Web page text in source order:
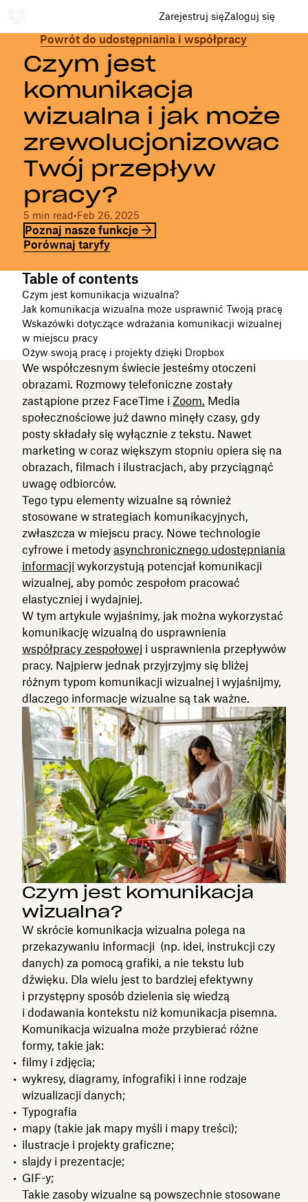
Zarejestruj sięZaloguj się
Powrót do udostępniania i współpracy
Czym jest
komunikacja
wizualna i jak może
zrewolucjonizować
Twój przepływ
pracy?
5 min read•Feb 26, 2025
Poznaj nasze funkcje
Porównaj taryfy
Table of contents
Czym jest komunikacja wizualna?
Jak komunikacja wizualna może usprawnić Twoją pracę
Wskazówki dotyczące wdrażania komunikacji wizualnej
w miejscu pracy
Ożyw swoją pracę i projekty dzięki Dropbox
We współczesnym świecie jesteśmy otoczeni
obrazami. Rozmowy telefoniczne zostały
zastąpione przez FaceTime i Zoom. Media
społecznościowe już dawno minęły czasy, gdy
posty składały się wyłącznie z tekstu. Nawet
marketing w coraz większym stopniu opiera się na
obrazach, filmach i ilustracjach, aby przyciągnąć
uwagę odbiorców.
Tego typu elementy wizualne są również
stosowane w strategiach komunikacyjnych,
zwłaszcza w miejscu pracy. Nowe technologie
cyfrowe i metody asynchronicznego udostępniania
informacji wykorzystują potencjał komunikacji
wizualnej, aby pomóc zespołom pracować
elastyczniej i wydajniej.
W tym artykule wyjaśnimy, jak można wykorzystać
komunikację wizualną do usprawnienia
współpracy zespołowej i usprawnienia przepływów
pracy. Najpierw jednak przyjrzyjmy się bliżej
różnym typom komunikacji wizualnej i wyjaśnijmy,
dlaczego informacje wizualne są tak ważne.
Czym jest komunikacja
wizualna?
W skrócie komunikacja wizualna polega na
przekazywaniu informacji (np. idei, instrukcji czy
danych) za pomocą grafiki, a nie tekstu lub
dźwięku. Dla wielu jest to bardziej efektywny
i przystępny sposób dzielenia się wiedzą
i dodawania kontekstu niż komunikacja pisemna.
Komunikacja wizualna może przybierać różne
formy, takie jak:
filmy i zdjęcia;
wykresy, diagramy, infografiki i inne rodzaje
wizualizacji danych;
Typografia
mapy (takie jak mapy myśli i mapy treści);
ilustracje i projekty graficzne;
slajdy i prezentacje;
GIF-y;
Takie zasoby wizualne są powszechnie stosowane